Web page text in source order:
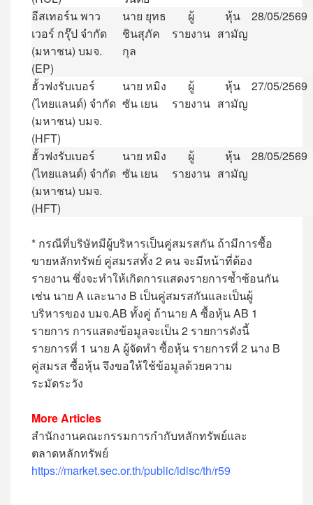
อีสเทอร์นพาว
เวอร์ กรุ๊ป จำกัด
(มหาชน) บมจ.
(EP)
นาย ยุทธ
ชินสุภัค
กุล
ผู้
รายงาน
หุ้น
สามัญ
28/05/2569
ฮั้วฟงรับเบอร์
(ไทยแลนด์) จำกัด
(มหาชน) บมจ.
(HFT)
นาย หมิง
ซัน เยน
ผู้
รายงาน
หุ้น
สามัญ
27/05/2569
ฮั้วฟงรับเบอร์
(ไทยแลนด์) จำกัด
(มหาชน) บมจ.
(HFT)
นาย หมิง
ซัน เยน
ผู้
รายงาน
หุ้น
สามัญ
28/05/2569
* กรณีที่บริษัทมีผู้บริหารเป็นคู่สมรสกัน ถ้ามีการซื้อ
ขายหลักทรัพย์ คู่สมรสทั้ง 2 คน จะมีหน้าที่ต้อง
รายงาน ซึ่งจะทำให้เกิดการแสดงรายการซ้ำซ้อนกัน
เช่น นาย A และนาง B เป็นคู่สมรสกันและเป็นผู้
บริหารของ บมจ.AB ทั้งคู่ ถ้านาย A ซื้อหุ้น AB 1
รายการ การแสดงข้อมูลจะเป็น 2 รายการดังนี้
รายการที่ 1 นาย A ผู้จัดทำ ซื้อหุ้น รายการที่ 2 นาง B
คู่สมรส ซื้อหุ้น จึงขอให้ใช้ข้อมูลด้วยความ
ระมัดระวัง
More Articles
สำนักงานคณะกรรมการกำกับหลักทรัพย์และ
ตลาดหลักทรัพย์
https://market.sec.or.th/public/idisc/th/r59